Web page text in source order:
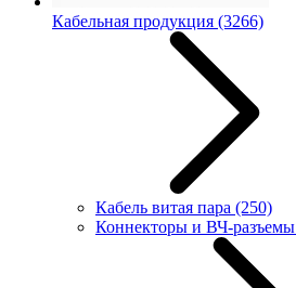
Кабельная продукция (3266)
Кабель витая пара (250)
Коннекторы и ВЧ-разъемы